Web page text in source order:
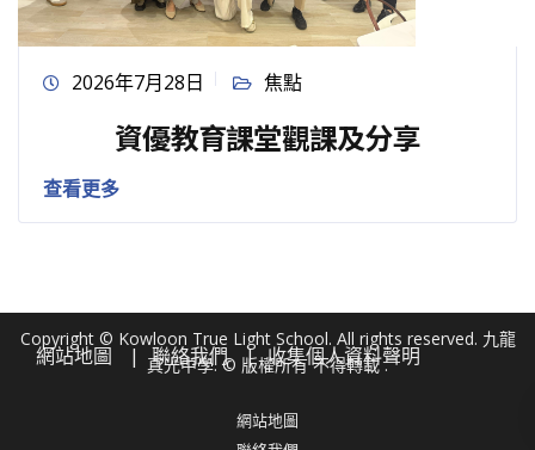
2026年7月28日 焦點
資優教育課堂觀課及分享
查看更多
網站地圖 聯絡我們 收集個人資料聲明
Copyright © Kowloon True Light School. All rights reserved. 九龍
真光中學. © 版權所有 不得轉載 .
網站地圖